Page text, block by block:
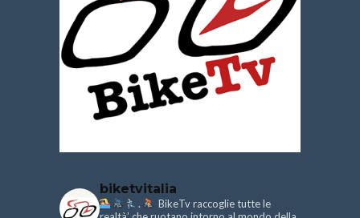
biketvitalia
.
BikeTv raccoglie tutte le